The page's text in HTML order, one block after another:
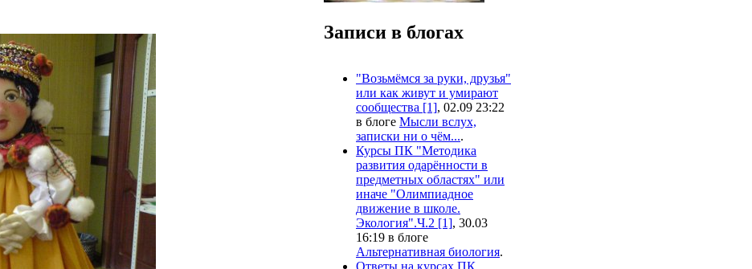
Записи в блогах
"Возьмёмся за руки, друзья"
или как живут и умирают
сообщества [1], 02.09 23:22
в блоге Мысли вслух,
записки ни о чём....
Курсы ПК "Методика
развития одарённости в
предметных областях" или
иначе "Олимпиадное
движение в школе.
Экология".Ч.2 [1], 30.03
16:19 в блоге
Альтернативная биология.